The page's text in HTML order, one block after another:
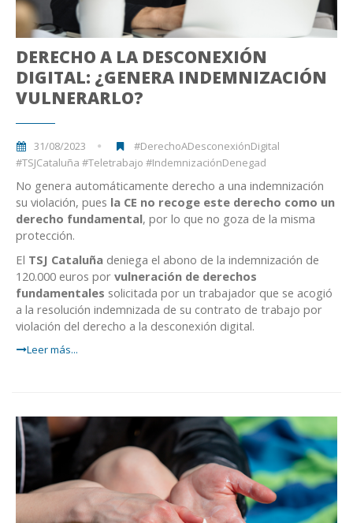
DERECHO A LA DESCONEXIÓN
DIGITAL: ¿GENERA INDEMNIZACIÓN
VULNERARLO?
31/08/2023
#DerechoADesconexiónDigital
#TSJCataluña #Teletrabajo #IndemnizaciónDenegad
No genera automáticamente derecho a una indemnización
su violación, pues la CE no recoge este derecho como un
derecho fundamental, por lo que no goza de la misma
protección.
El TSJ Cataluña deniega el abono de la indemnización de
120.000 euros por vulneración de derechos
fundamentales solicitada por un trabajador que se acogió
a la resolución indemnizada de su contrato de trabajo por
violación del derecho a la desconexión digital.
Leer más...